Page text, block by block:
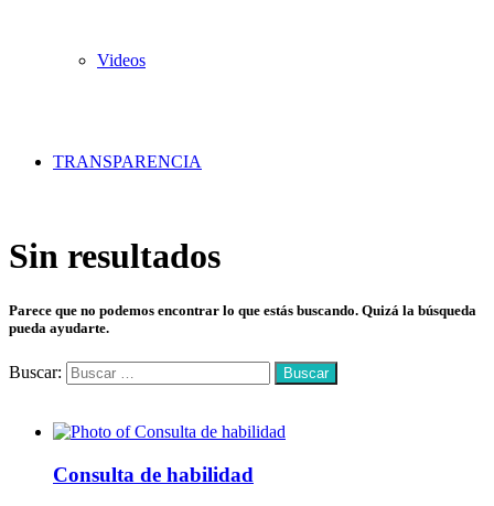
Videos
TRANSPARENCIA
Sin resultados
Parece que no podemos encontrar lo que estás buscando. Quizá la búsqueda
pueda ayudarte.
Buscar:
Consulta de habilidad